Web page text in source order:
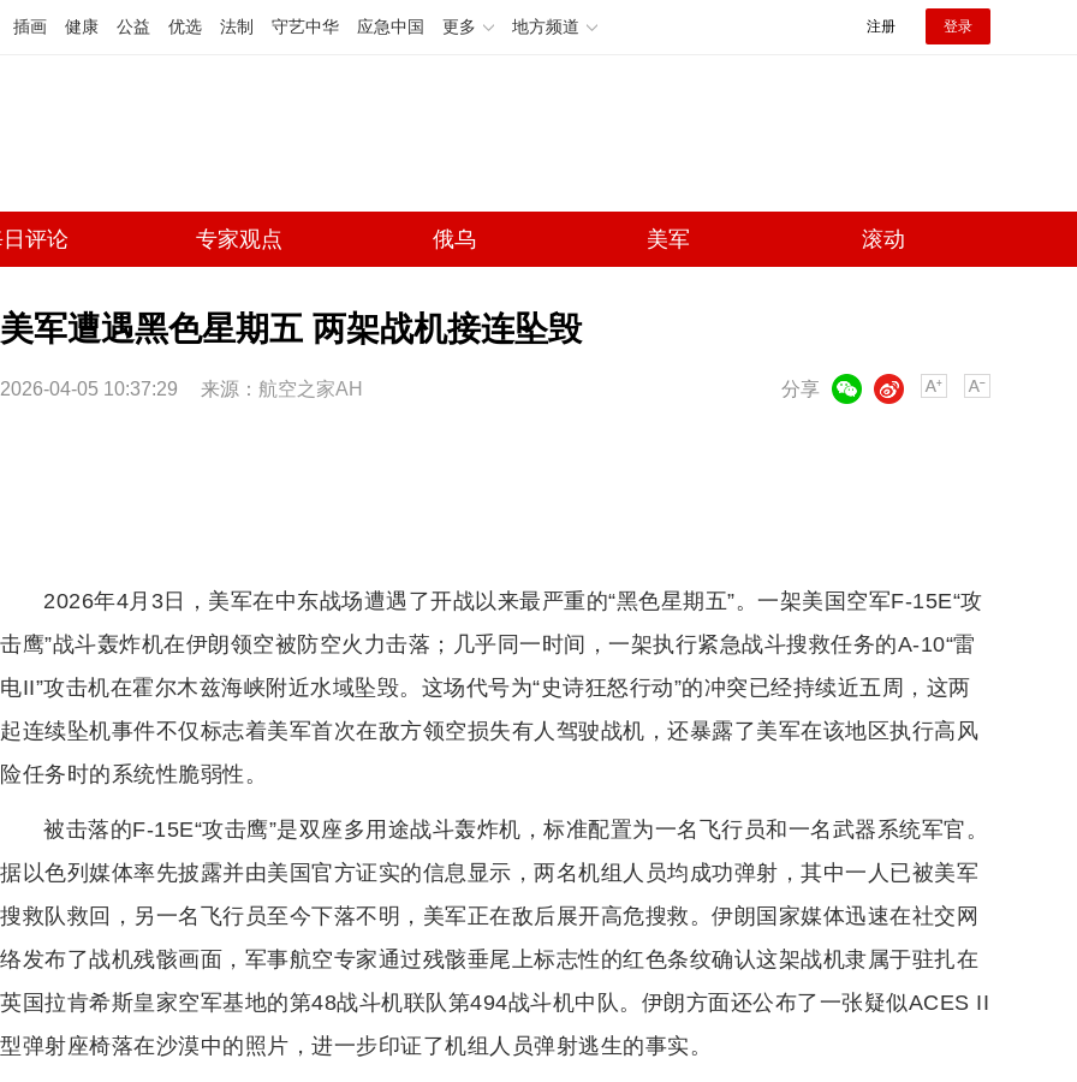
插画 健康 公益 优选 法制 守艺中华 应急中国 更多 地方频道 注册 登录
评论 专家观点 俄乌 美军 滚动
美军遭遇黑色星期五 两架战机接连坠毁
2026-04-05 10:37:29 来源： 航空之家AH 分享
微博
2026年4月3日，美军在中东战场遭遇了开战以来最严重的“黑色星期五”。一架美国空军F-15E“攻
击鹰”战斗轰炸机在伊朗领空被防空火力击落；几乎同一时间，一架执行紧急战斗搜救任务的A-10“雷
电II”攻击机在霍尔木兹海峡附近水域坠毁。这场代号为“史诗狂怒行动”的冲突已经持续近五周，这两
起连续坠机事件不仅标志着美军首次在敌方领空损失有人驾驶战机，还暴露了美军在该地区执行高风
险任务时的系统性脆弱性。
被击落的F-15E“攻击鹰”是双座多用途战斗轰炸机，标准配置为一名飞行员和一名武器系统军官。
据以色列媒体率先披露并由美国官方证实的信息显示，两名机组人员均成功弹射，其中一人已被美军
搜救队救回，另一名飞行员至今下落不明，美军正在敌后展开高危搜救。伊朗国家媒体迅速在社交网
络发布了战机残骸画面，军事航空专家通过残骸垂尾上标志性的红色条纹确认这架战机隶属于驻扎在
英国拉肯希斯皇家空军基地的第48战斗机联队第494战斗机中队。伊朗方面还公布了一张疑似ACES II
型弹射座椅落在沙漠中的照片，进一步印证了机组人员弹射逃生的事实。